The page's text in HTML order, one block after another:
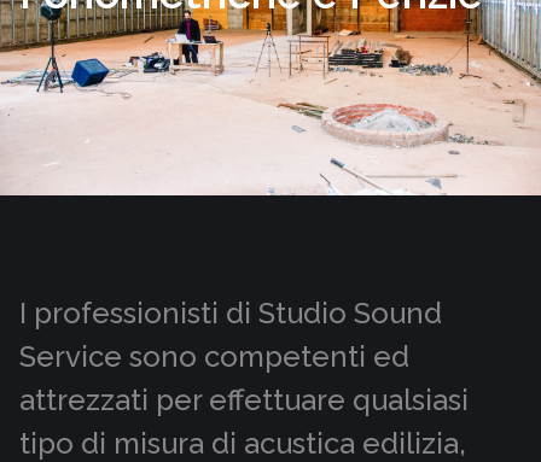
I professionisti di Studio Sound
Service sono competenti ed
attrezzati per effettuare qualsiasi
tipo di misura di acustica edilizia,